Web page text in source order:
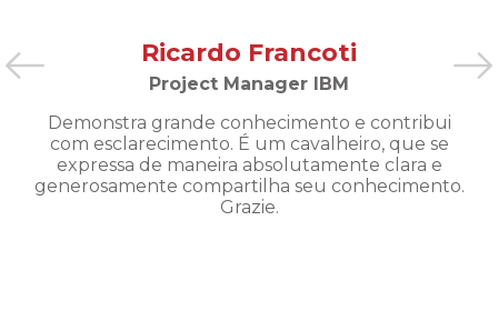
Ricardo Francoti
Project Manager IBM
Demonstra grande conhecimento e contribui
com esclarecimento. É um cavalheiro, que se
expressa de maneira absolutamente clara e
generosamente compartilha seu conhecimento.
Grazie.